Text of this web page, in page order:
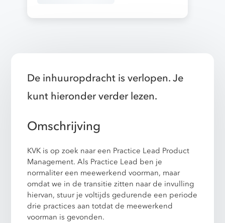
De inhuuropdracht is verlopen. Je
kunt hieronder verder lezen.
Omschrijving
KVK is op zoek naar een Practice Lead Product
Management. Als Practice Lead ben je
normaliter een meewerkend voorman, maar
omdat we in de transitie zitten naar de invulling
hiervan, stuur je voltijds gedurende een periode
drie practices aan totdat de meewerkend
voorman is gevonden.